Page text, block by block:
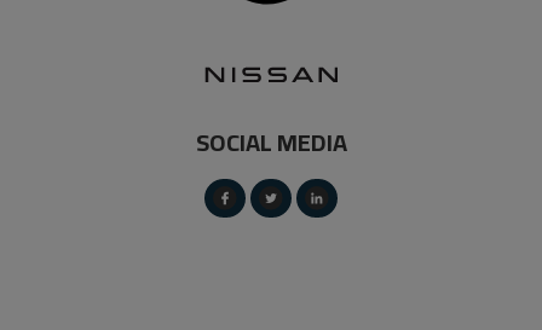
SOCIAL MEDIA